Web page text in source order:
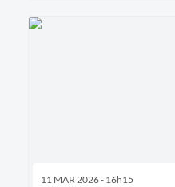
11 MAR 2026 - 16h15